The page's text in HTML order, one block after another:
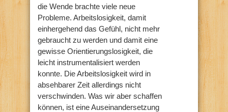
die Wende brachte viele neue
Probleme. Arbeitslosigkeit, damit
einhergehend das Gefühl, nicht mehr
gebraucht zu werden und damit eine
gewisse Orientierungslosigkeit, die
leicht instrumentalisiert werden
konnte. Die Arbeitslosigkeit wird in
absehbarer Zeit allerdings nicht
verschwinden. Was wir aber schaffen
können, ist eine Auseinandersetzung